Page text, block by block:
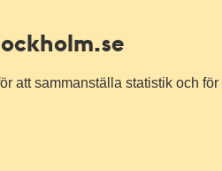
att sammanställa statistik och